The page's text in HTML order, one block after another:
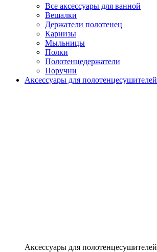
Все аксессуары для ванной
Вешалки
Держатели полотенец
Карнизы
Мыльницы
Полки
Полотенцедержатели
Поручни
Аксессуары для полотенцесушителей
Аксессуары для полотенцесушителей